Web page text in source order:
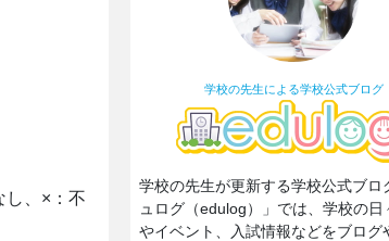
、×：不
学校の先生による学校公式ブログ
学校の先生が更新する学校公式ブロ
ュログ（edulog）」では、学校の日
やイベント、入試情報などをブログ